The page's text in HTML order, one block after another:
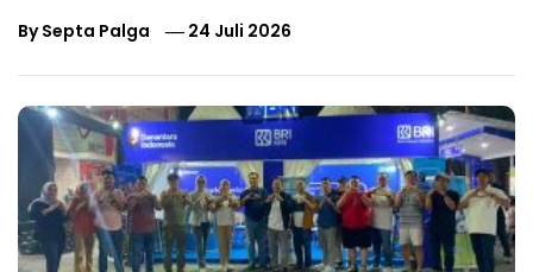
BySepta Palga 24 Juli 2026